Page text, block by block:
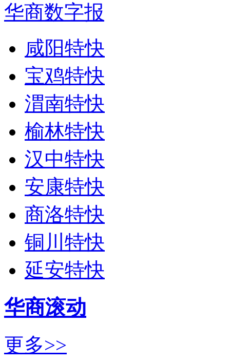
华商数字报
咸阳特快
宝鸡特快
渭南特快
榆林特快
汉中特快
安康特快
商洛特快
铜川特快
延安特快
华商滚动
更多>>